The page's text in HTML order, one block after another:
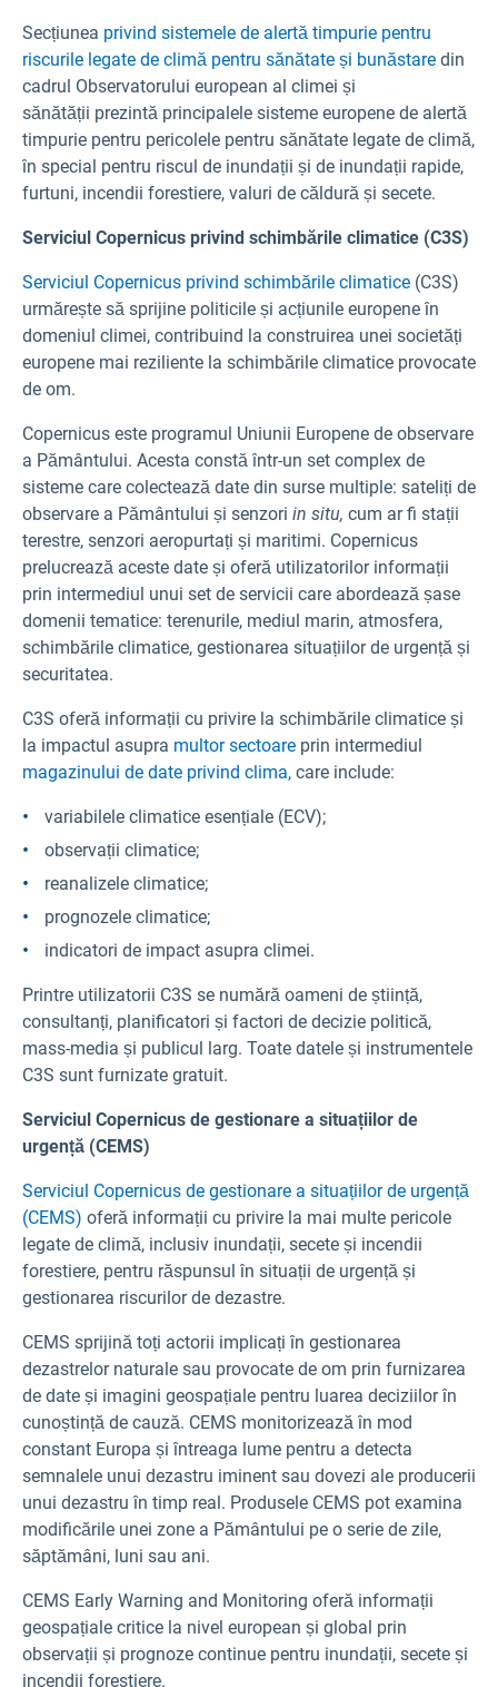
Secțiunea privind sistemele de alertă timpurie pentru
riscurile legate de climă pentru sănătate și bunăstare din
cadrul Observatorului european al climei și
sănătății prezintă principalele sisteme europene de alertă
timpurie pentru pericolele pentru sănătate legate de climă,
în special pentru riscul de inundații și de inundații rapide,
furtuni, incendii forestiere, valuri de căldură și secete.
Serviciul Copernicus privind schimbările climatice (C3S)
Serviciul Copernicus privind schimbările climatice (C3S)
urmărește să sprijine politicile și acțiunile europene în
domeniul climei, contribuind la construirea unei societăți
europene mai reziliente la schimbările climatice provocate
de om.
Copernicus este programul Uniunii Europene de observare
a Pământului. Acesta constă într-un set complex de
sisteme care colectează date din surse multiple: sateliți de
observare a Pământului și senzori in situ, cum ar fi stații
terestre, senzori aeropurtați și maritimi. Copernicus
prelucrează aceste date și oferă utilizatorilor informații
prin intermediul unui set de servicii care abordează șase
domenii tematice: terenurile, mediul marin, atmosfera,
schimbările climatice, gestionarea situațiilor de urgență și
securitatea.
C3S oferă informații cu privire la schimbările climatice și
la impactul asupra multor sectoare prin intermediul
magazinului de date privind clima, care include:
variabilele climatice esențiale (ECV);
observații climatice;
reanalizele climatice;
prognozele climatice;
indicatori de impact asupra climei.
Printre utilizatorii C3S se numără oameni de știință,
consultanți, planificatori și factori de decizie politică,
mass-media și publicul larg. Toate datele și instrumentele
C3S sunt furnizate gratuit.
Serviciul Copernicus de gestionare a situațiilor de
urgență (CEMS)
Serviciul Copernicus de gestionare a situațiilor de urgență
(CEMS) oferă informații cu privire la mai multe pericole
legate de climă, inclusiv inundații, secete și incendii
forestiere, pentru răspunsul în situații de urgență și
gestionarea riscurilor de dezastre.
CEMS sprijină toți actorii implicați în gestionarea
dezastrelor naturale sau provocate de om prin furnizarea
de date și imagini geospațiale pentru luarea deciziilor în
cunoștință de cauză. CEMS monitorizează în mod
constant Europa și întreaga lume pentru a detecta
semnalele unui dezastru iminent sau dovezi ale producerii
unui dezastru în timp real. Produsele CEMS pot examina
modificările unei zone a Pământului pe o serie de zile,
săptămâni, luni sau ani.
CEMS Early Warning and Monitoring oferă informații
geospațiale critice la nivel european și global prin
observații și prognoze continue pentru inundații, secete și
incendii forestiere.